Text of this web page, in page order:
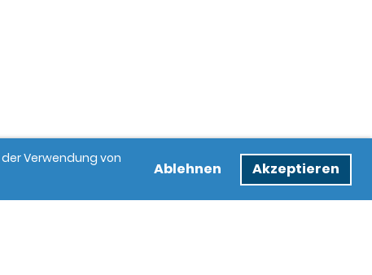
Verwendung von
Ablehnen Akzeptieren